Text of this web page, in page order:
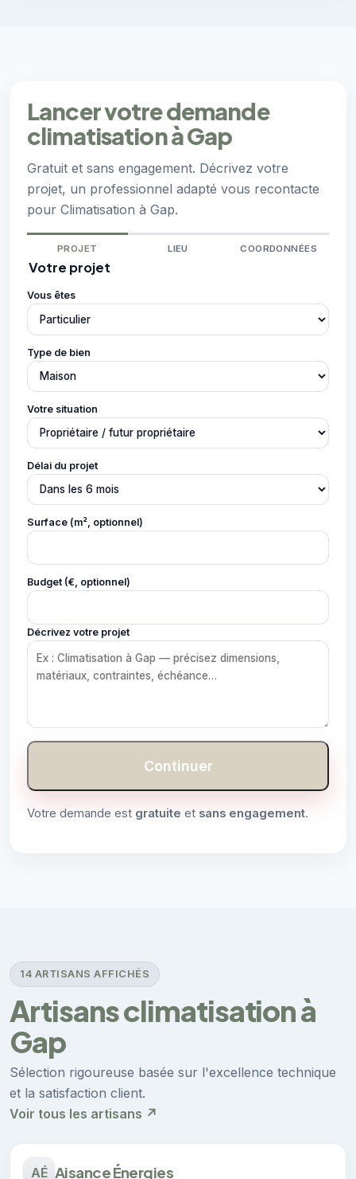
Lancer votre demande
climatisation à Gap
Gratuit et sans engagement. Décrivez votre
projet, un professionnel adapté vous recontacte
pour Climatisation à Gap.
PROJET LIEU COORDONNÉES
Votre projet
Vous êtes
Type de bien
Votre situation
Délai du projet
Surface (m², optionnel)
Budget (€, optionnel)
Décrivez votre projet
Continuer
Votre demande est gratuite et sans engagement.
14 ARTISANS AFFICHÉS
Artisans climatisation à
Gap
Sélection rigoureuse basée sur l'excellence technique
et la satisfaction client.
Voir tous les artisans ↗
AÉ Aisance Énergies